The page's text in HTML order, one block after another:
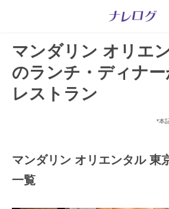
マンダリン オリエ
のランチ・ディナ
レストラン
*本
マンダリン オリエンタル 東
一覧